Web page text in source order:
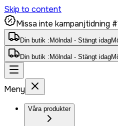
Skip to content
Missa inte kampanjtidning
Din butik : Mölndal - Stängt idag
Din butik : Mölndal - Stängt idag
Meny
Våra produkter